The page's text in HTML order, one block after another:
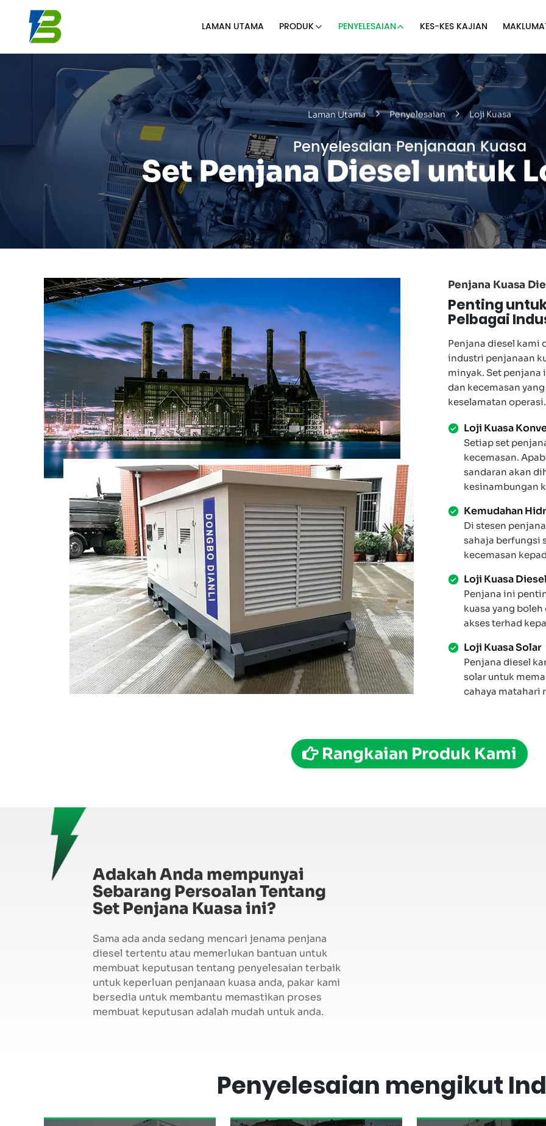
LAMAN UTAMA PRODUK PENYELESAIAN KES-KES KAJIAN
Laman Utama Penyelesaian Loji Kuasa
Penyelesaian Penjanaan Kuasa
Set Penjana Diesel untuk
Penjana Kuasa
Penting
Pelbagai
Penjana diesel kami
industri penjanaan
minyak. Set penjana
dan kecemasan
keselamatan operasi.
Loji Kuasa
Setiap set
kecemasan.
sandaran akan
kesinambungan
Kemudahan
Di stesen
sahaja berfungsi
kecemasan
Loji Kuasa Diesel
Penjana ini
kuasa yang
akses terhad
Loji Kuasa Solar
Penjana diesel
solar untuk
cahaya matahari
Rangkaian Produk Kami
Adakah Anda mempunyai
Sebarang Persoalan Tentang
Set Penjana Kuasa ini?
Sama ada anda sedang mencari jenama penjana
diesel tertentu atau memerlukan bantuan untuk
membuat keputusan tentang penyelesaian terbaik
untuk keperluan penjanaan kuasa anda, pakar kami
bersedia untuk membantu memastikan proses
membuat keputusan adalah mudah untuk anda.
Penyelesaian mengikut